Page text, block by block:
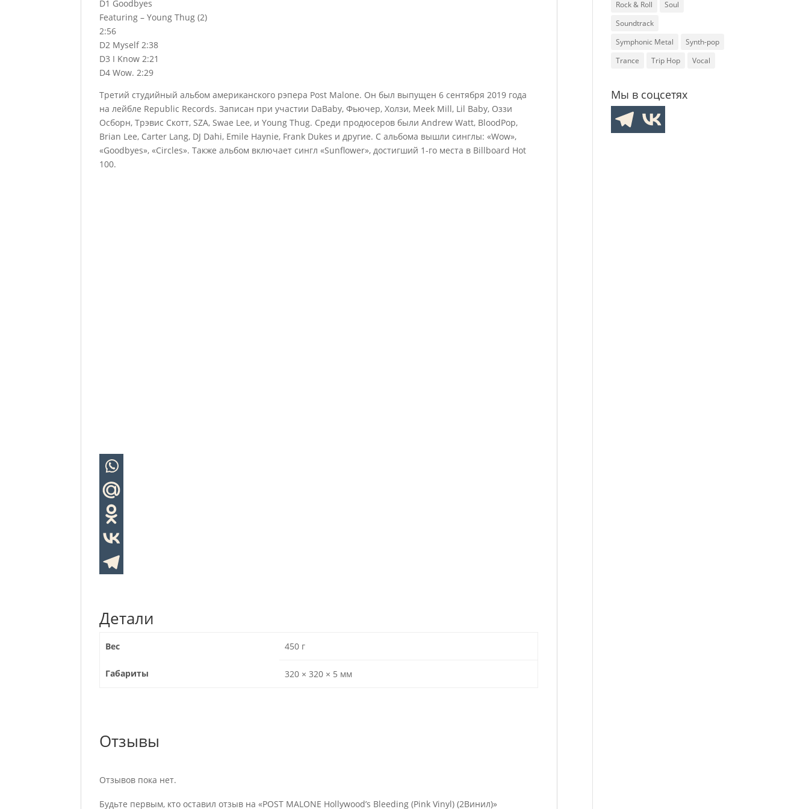
D1 Goodbyes
Featuring – Young Thug (2)
2:56
D2 Myself 2:38
D3 I Know 2:21
D4 Wow. 2:29
Третий студийный альбом американского рэпера Post Malone. Он был выпущен 6 сентября 2019 года
на лейбле Republic Records. Записан при участии DaBaby, Фьючер, Холзи, Meek Mill, Lil Baby, Оззи
Осборн, Трэвис Скотт, SZA, Swae Lee, и Young Thug. Среди продюсеров были Andrew Watt, BloodPop,
Brian Lee, Carter Lang, DJ Dahi, Emile Haynie, Frank Dukes и другие. С альбома вышли синглы: «Wow»,
«Goodbyes», «Circles». Также альбом включает сингл «Sunflower», достигший 1-го места в Billboard Hot
100.
Детали
Вес 450 г
Габариты 320 × 320 × 5 мм
Отзывы
Отзывов пока нет.
Будьте первым, кто оставил отзыв на «POST MALONE Hollywood’s Bleeding (Pink Vinyl) (2Винил)»
Rock & Roll
Soul
Soundtrack
Symphonic Metal
Synth-pop
Trance
Trip Hop Vocal
Мы в соцсетях